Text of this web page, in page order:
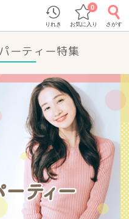
りれき お気に入り
0
さがす
ーティー特集